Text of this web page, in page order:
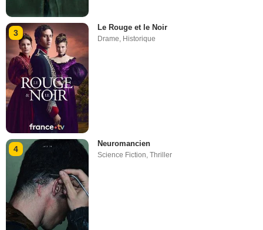
3
Le Rouge et le Noir
Drame, Historique
4
Neuromancien
Science Fiction,Thriller